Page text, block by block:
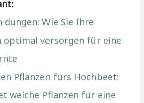
düngen: Wie Sie Ihre
optimal versorgen für eine
Pflanzen fürs Hochbeet:
welche Pflanzen für eine